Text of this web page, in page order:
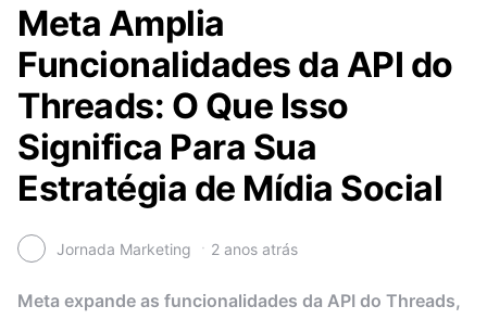
Meta Amplia
Funcionalidades da API do
Threads: O Que Isso
Significa Para Sua
Estratégia de Mídia Social
Jornada Marketing 2 anos atrás
Meta expande as funcionalidades da API do Threads,